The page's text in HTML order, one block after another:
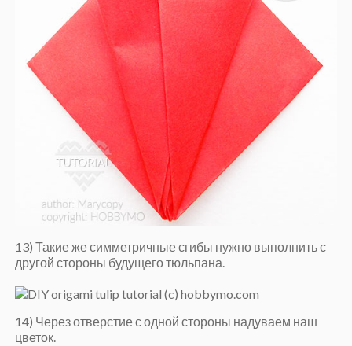
13) Такие же симметричные сгибы нужно выполнить с
другой стороны будущего тюльпана.
14) Через отверстие с одной стороны надуваем наш
цветок.